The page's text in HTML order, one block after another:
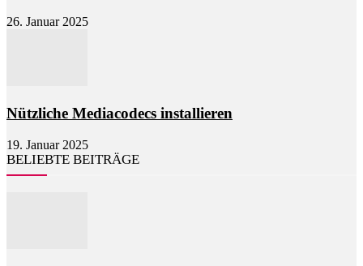
26. Januar 2025
Nützliche Mediacodecs installieren
19. Januar 2025
BELIEBTE BEITRÄGE